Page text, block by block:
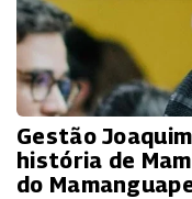
Gestão
história de
do